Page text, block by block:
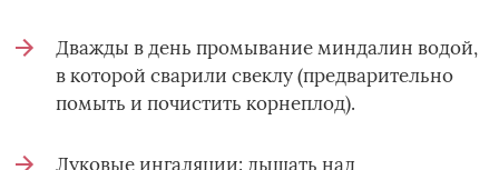
Дважды в день промывание миндалин водой,
в которой сварили свеклу (предварительно
помыть и почистить корнеплод).
Луковые ингаляции: дышать над